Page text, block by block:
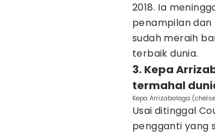
2018. Ia
penampilan dan
sudah meraih
terbaik dunia.
3. Kepa
termahal
Kepa Arrizabalaga
Usai ditinggal
pengganti yang